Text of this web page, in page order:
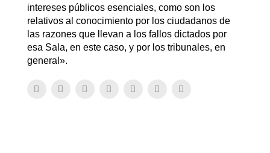
intereses públicos esenciales, como son los
relativos al conocimiento por los ciudadanos de
las razones que llevan a los fallos dictados por
esa Sala, en este caso, y por los tribunales, en
general».